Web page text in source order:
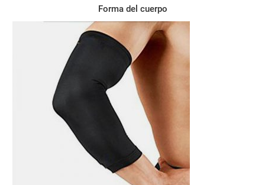
Forma del cuerpo